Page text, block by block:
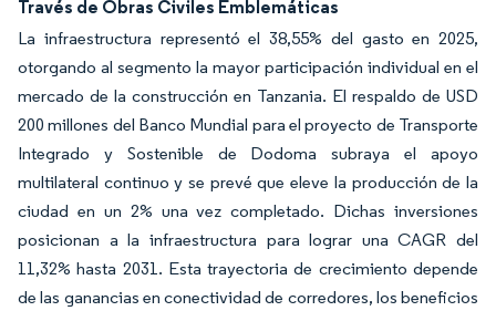
Través de Obras Civiles Emblemáticas
La infraestructura representó el 38,55% del gasto en 2025,
otorgando al segmento la mayor participación individual en el
mercado de la construcción en Tanzania. El respaldo de USD
200 millones del Banco Mundial para el proyecto de Transporte
Integrado y Sostenible de Dodoma subraya el apoyo
multilateral continuo y se prevé que eleve la producción de la
ciudad en un 2% una vez completado. Dichas inversiones
posicionan a la infraestructura para lograr una CAGR del
11,32% hasta 2031. Esta trayectoria de crecimiento depende
de las ganancias en conectividad de corredores, los beneficios